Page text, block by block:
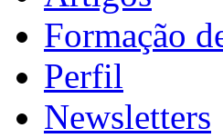
Formação
Perfil
Newsletters